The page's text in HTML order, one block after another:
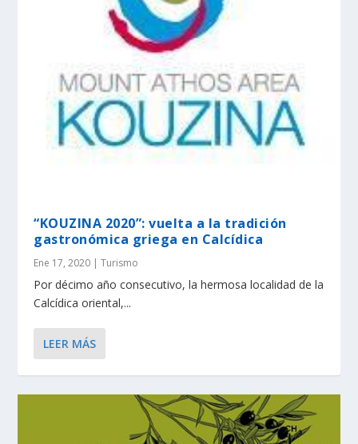
“KOUZINA 2020”: vuelta a la tradición
gastronómica griega en Calcídica
Ene 17, 2020 |Turismo
Por décimo año consecutivo, la hermosa localidad de la
Calcídica oriental,...
LEER MÁS